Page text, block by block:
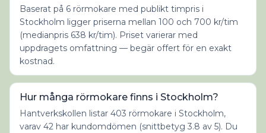
Baserat på 6 rörmokare med publikt timpris i
Stockholm ligger priserna mellan 100 och 700 kr/tim
(medianpris 638 kr/tim). Priset varierar med
uppdragets omfattning — begär offert för en exakt
kostnad.
Hur många rörmokare finns i Stockholm?
Hantverkskollen listar 403 rörmokare i Stockholm,
varav 42 har kundomdömen (snittbetyg 3.8 av 5). Du